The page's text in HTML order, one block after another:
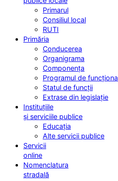
Primarul
Consiliul local
RUTI
Primăria
Conducerea
Organigrama
Componența
Programul de
Statul de funcții
Extrase din legislație
Instituțiile
și serviciile publice
Educația
Alte servicii publice
Servicii
online
Nomenclatura
stradală